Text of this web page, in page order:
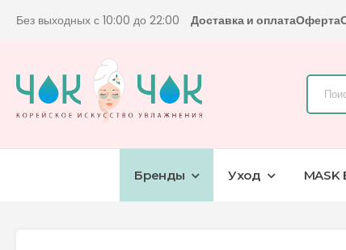
Без выходных с 10:00 до 22:00 Доставка и оплатаОферта
Бренды Уход MASK